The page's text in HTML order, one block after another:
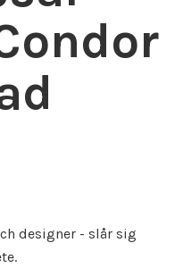
designer - slår sig